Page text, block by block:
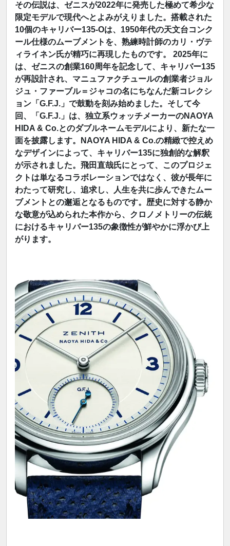
その伝説は、ゼニスが2022年に発売した極めて希少な
限定モデルで現代へとよみがえりました。搭載された
10個のキャリバー135-Oは、1950年代の天文台コンク
ール仕様のムーブメントを、熟練時計師のカリ・ヴテ
ィライネン氏が精巧に再現したものです。 2025年に
は、ゼニスの創業160周年を記念して、キャリバー135
が再設計され、マニュファクチュールの創業者ジョル
ジュ・ファーブル＝ジャコの名にちなんだ新コレクシ
ョン「G.F.J.」で鼓動を刻み始めました。そして今
回、「G.F.J.」は、独立系ウォッチメーカーのNAOYA
HIDA & Co.とのダブルネームモデルにより、新たな一
面を披露します。NAOYA HIDA & Co.の精緻で控えめ
なデザインによって、キャリバー135に独創的な解釈
が示されました。飛田直哉氏にとって、このプロジェ
クトは単なるコラボレーションではなく、彼が長年に
わたって研究し、追求し、人生を共に歩んできたムー
ブメントとの邂逅となるものです。歴史に対する静か
な敬意が込められた本作から、クロノメトリーの伝統
におけるキャリバー135の象徴性が鮮やかに浮かび上
がります。